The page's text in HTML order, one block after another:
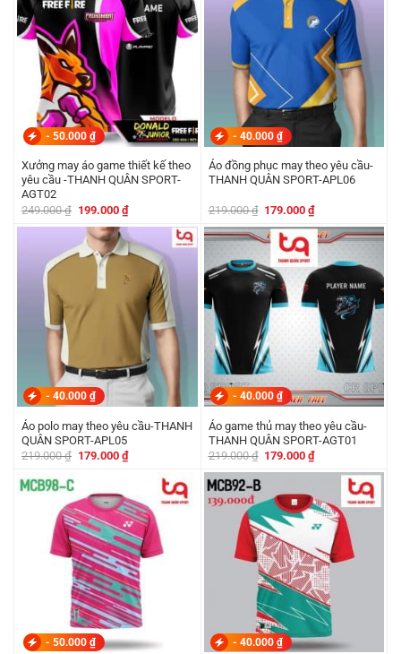
- 50.000 ₫
Xưởng may áo game thiết kế theo
yêu cầu -THANH QUÂN SPORT-
AGT02
249.000₫ Giá
là:
249.000 ₫.
199.000 ₫Giá
hiện
tại
là:
199.000 ₫.
- 40.000 ₫
Áo đồng phục may theo yêu cầu-
THANH QUÂN SPORT-APL06
219.000₫ Giá
là:
219.000 ₫.
179.000₫Giá
tại
là:
- 40.000 ₫
Áo polo may theo yêu cầu-THANH
QUÂN SPORT-APL05
219.000₫ Giá
179.000 ₫Giá
hiện
179.000 ₫.
- 40.000 ₫
Áo game thủ may theo yêu cầu-
THANH QUÂN SPORT-AGT01
219.000₫ Giá
là:
179.000₫Giá
tại
179.000 ₫.
- 50.000 ₫ - 40.000 ₫